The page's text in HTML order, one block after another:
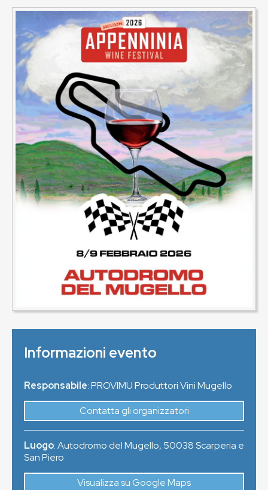
Informazioni evento
Responsabile: PROVIMU Produttori Vini Mugello
Contatta gli organizzatori
Luogo:Autodromo del Mugello, 50038Scarperia e
San Piero
Visualizza su Google Maps